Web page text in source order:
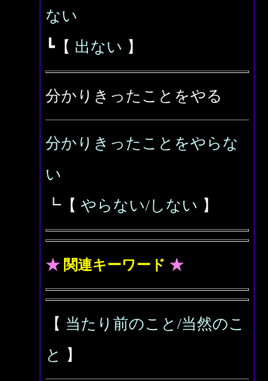
ない
┗【 出ない 】
分かりきったことをやる
分かりきったことをやらな
い
┗【 やらない/しない 】
★ 関連キーワード ★
【 当たり前のこと/当然のこ
と
】